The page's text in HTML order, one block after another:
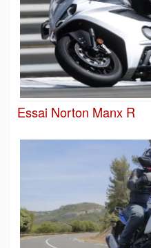
Essai Norton Manx R